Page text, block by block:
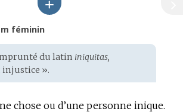
féminin
du latin iniquitas,
injustice ».
chose ou d’une personne inique.